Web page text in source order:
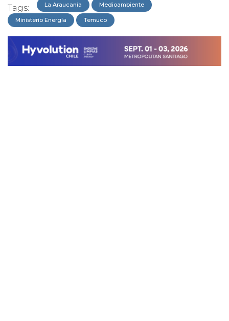
Tags: La Araucanía Medioambiente
Ministerio Energía Temuco